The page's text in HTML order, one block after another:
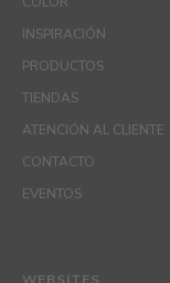
INSPIRACIÓN
PRODUCTOS
TIENDAS
ATENCIÓN AL CLIENTE
CONTACTO
EVENTOS
WEBSITES